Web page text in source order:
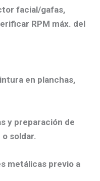
facial/gafas,
RPM máx. del
en planchas,
y preparación de
soldar.
metálicas previo a